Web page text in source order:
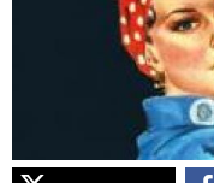
l
n